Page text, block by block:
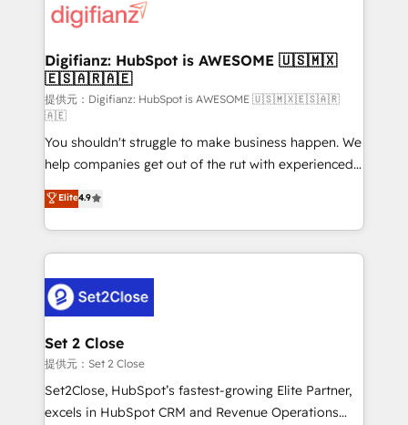
more people - Get the most out of your HubSpot
investment
supercharge revenue operations Key services: • CRM
Transformation / Web Development • RevOps &
Sales Consulting • Marketing Automation What
makes us different? 🚀 Top 0.5% of global HubSpot
agencies ⚙️ The strongest technical ability and
integration capabilities 💼 Consultative, long-term
partners who will embed ourselves into your
business, processes and systems 🏢 We specialise in
working with mid-market and enterprise
organisations, global organisations and those with
complex use cases 🏆 CRM Implementation,
Platform Enablement, Custom Integration and
Onboarding Accredited 🔐 ISO27001 & ISO9001
Certified
Digifianz: HubSpot is AWESOME 🇺🇸🇲🇽
🇪🇸🇦🇷🇦🇪
提供元：Digifianz: HubSpot is AWESOME 🇺🇸🇲🇽🇪🇸🇦🇷
🇦🇪
You shouldn't struggle to make business happen. We
help companies get out of the rut with experienced,
process-oriented teams implementing HubSpot
Marketing, Sales, Service, CMS and Operations Hub,
so selling and actually engaging with your customers
feels easy and pain-free. We are a top ranked
and Customer First Awards, 4.9/5 rating in HubSpot
Reviews and 4.9/5 rating in Clutch Reviews. Digifianz
helps the following industries: logistics & 3PL, home
improvement & construction, branding and
commercialization, real estate, health, education,
SaaS, Software Dev & IT and consulting, make the
Elite4.9
Set 2 Close
提供元：Set 2 Close
Set2Close, HubSpot’s fastest-growing Elite Partner,
excels in HubSpot CRM and Revenue Operations